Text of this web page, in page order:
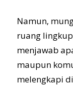
Namun,
ruang
menjawab
maupun
melengkapi